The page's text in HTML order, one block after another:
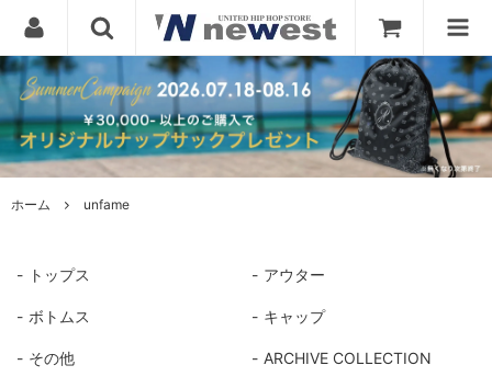
ホーム unfame
トップス アウター
ボトムス キャップ
その他 ARCHIVE COLLECTION